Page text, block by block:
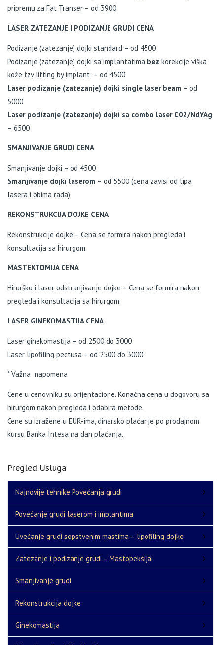
pripremu za Fat Transer – od 3900
LASER ZATEZANJE I PODIZANJE GRUDI CENA
Podizanje (zatezanje) dojki standard – od 4500
Podizanje (zatezanje) dojki sa implantatima bez korekcije viška
kože tzv lifting by implant – od 4500
Laser podizanje (zatezanje) dojki single laser beam – od
5000
Laser podizanje (zatezanje) dojki sa combo laser C02/NdYAg
– 6500
SMANJIVANJE GRUDI CENA
Smanjivanje dojki – od 4500
Smanjivanje dojki laserom – od 5500 (cena zavisi od tipa
lasera i obima rada)
REKONSTRUKCIJA DOJKE CENA
Rekonstrukcije dojke – Cena se formira nakon pregleda i
konsultacija sa hirurgom.
MASTEKTOMIJA CENA
Hirurško i laser odstranjivanje dojke – Cena se formira nakon
pregleda i konsultacija sa hirurgom.
LASER GINEKOMASTIJA CENA
Laser ginekomastija – od 2500 do 3000
Laser lipofiling pectusa – od 2500 do 3000
* Važna napomena
Cene u cenovniku su orijentacione. Konačna cena u dogovoru sa
hirurgom nakon pregleda i odabira metode.
Cene su izražene u EUR-ima, dinarsko plaćanje po prodajnom
kursu Banka Intesa na dan plaćanja.
Pregled Usluga
Najnovije tehnike Povećanja grudi
Povećanje grudi laserom i implantima
Uvećanje grudi sopstvenim mastima – lipofiling dojke
Zatezanje i podizanje grudi – Mastopeksija
Smanjivanje grudi
Rekonstrukcija dojke
Ginekomastija